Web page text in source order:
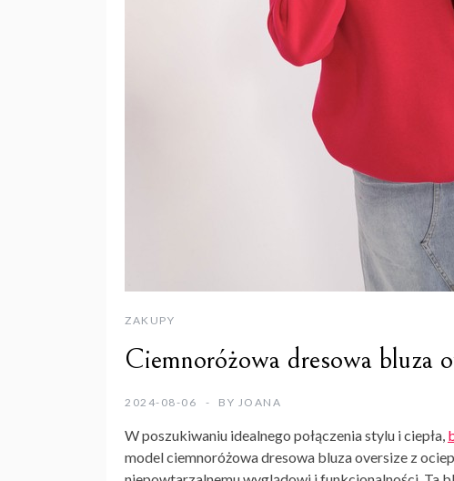
ZAKUPY
Ciemnoróżowa dresowa bluza
2024-08-06 BY JOANA
W poszukiwaniu idealnego połączenia stylu i ciepła,
model ciemnoróżowa dresowa bluza oversize z